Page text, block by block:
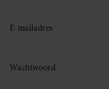
E-mailadres
Wachtwoord